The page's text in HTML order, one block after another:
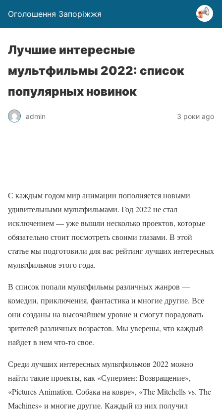
Оголошення Запоріжжя
Лучшие интересные
мультфильмы 2022: список
популярных новинок
admin 3 роки ago
С каждым годом мир анимации пополняется новыми
удивительными мультфильмами. Год 2022 не стал
исключением — уже вышли несколько проектов, которые
обязательно стоит посмотреть своими глазами. В этой
статье мы подготовили для вас рейтинг лучших интересных
мультфильмов этого года.
В список попали мультфильмы различных жанров —
комедии, приключения, фантастика и многие другие. Все
они созданы на высочайшем уровне и смогут порадовать
зрителей различных возрастов. Мы уверены, что каждый
найдет в нем что-то свое.
Среди лучших интересных мультфильмов 2022 можно
найти такие проекты, как «Супермен: Возвращение»,
«Pictures Animation. Собака на ковре», «The Mitchells vs. The
Machines» и многие другие. Каждый из них получил